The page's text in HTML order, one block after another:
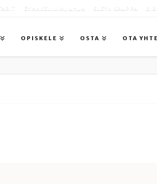
EVANKELIUMIJUHLA SLEYN KAUPPA
OPISKELE OSTA OTA